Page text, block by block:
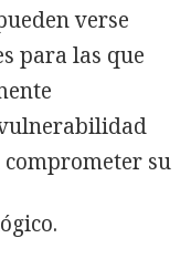
verse
para las que
comprometer su